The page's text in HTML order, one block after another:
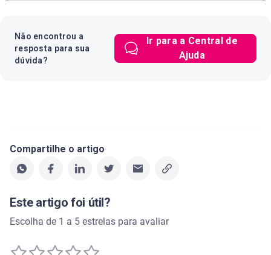
Não encontrou a
resposta para sua
dúvida?
Ir para a Central de
Ajuda
Compartilhe o artigo
Este artigo foi útil?
Escolha de 1 a 5 estrelas para avaliar